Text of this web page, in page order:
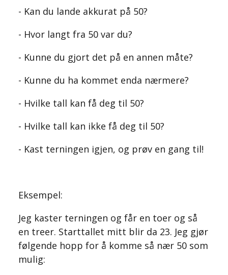
- Kan du lande akkurat på 50?
- Hvor langt fra 50 var du?
- Kunne du gjort det på en annen måte?
- Kunne du ha kommet enda nærmere?
- Hvilke tall kan få deg til 50?
- Hvilke tall kan ikke få deg til 50?
- Kast terningen igjen, og prøv en gang til!
Eksempel:
Jeg kaster terningen og får en toer og så
en treer. Starttallet mitt blir da 23. Jeg gjør
følgende hopp for å komme så nær 50 som
mulig: